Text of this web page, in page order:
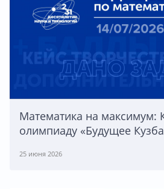
Математика на максимум:
олимпиаду «Будущее
25 июня 2026